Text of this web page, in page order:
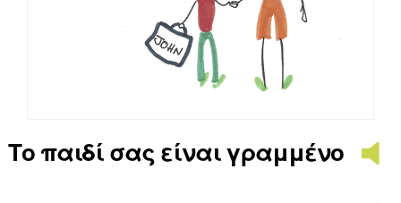
Το παιδί σας είναι γραμμένο